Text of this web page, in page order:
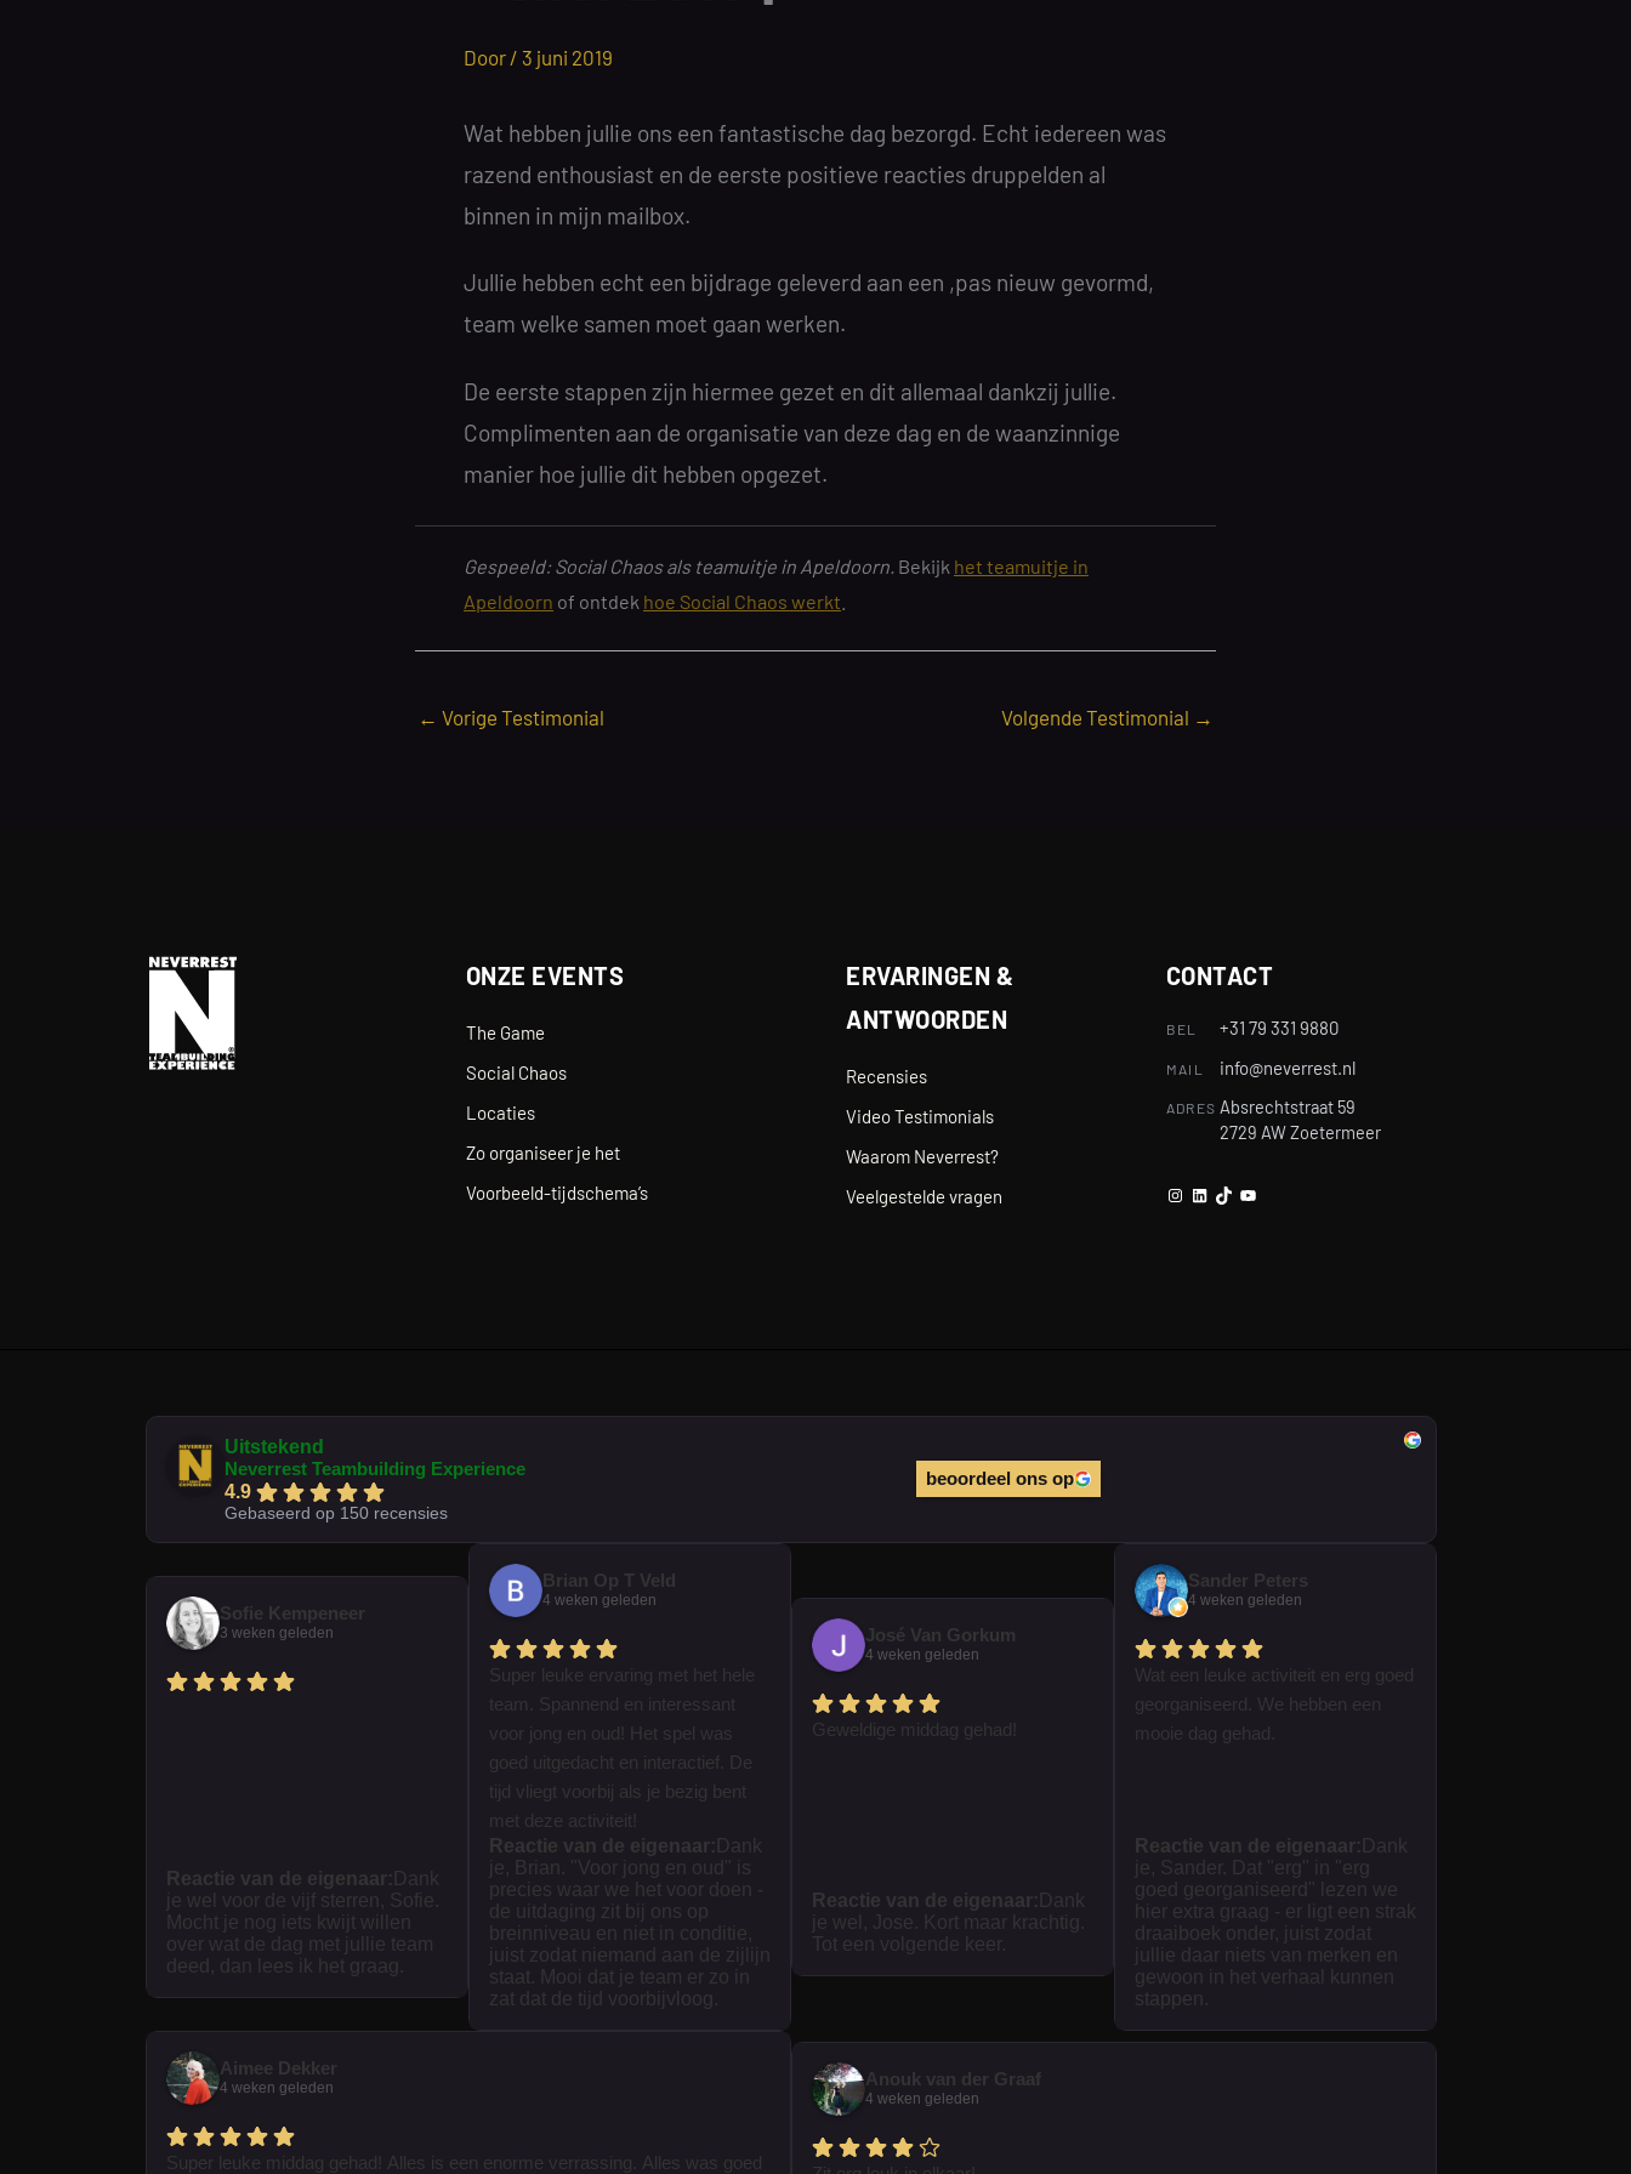
Door / 3 juni 2019
Wat hebben jullie ons een fantastische dag bezorgd. Echt iedereen was
razend enthousiast en de eerste positieve reacties druppelden al
binnen in mijn mailbox.
Jullie hebben echt een bijdrage geleverd aan een ,pas nieuw gevormd,
team welke samen moet gaan werken.
De eerste stappen zijn hiermee gezet en dit allemaal dankzij jullie.
Complimenten aan de organisatie van deze dag en de waanzinnige
manier hoe jullie dit hebben opgezet.
Gespeeld: Social Chaos als teamuitje in Apeldoorn. Bekijk het teamuitje in
Apeldoorn of ontdek hoe Social Chaos werkt
← Vorige Testimonial Volgende Testimonial →
ONZE EVENTS
The Game
Social Chaos
Locaties
Zo organiseer je het
Voorbeeld-tijdschema’s
ERVARINGEN &
ANTWOORDEN
Recensies
Video Testimonials
Waarom Neverrest?
Veelgestelde vragen
CONTACT
BEL +31 79 331 9880
MAIL info@neverrest.nl
ADRES Absrechtstraat 59
2729 AW Zoetermeer
Instagram
LinkedIn
TikTokYouTube
Uitstekend
Neverrest Teambuilding Experience
4.9
Gebaseerd op 150 recensies
beoordeel ons op
Sofie Kempeneer
3 weken geleden
Reactie van de eigenaar: Dank
je wel voor de vijf sterren, Sofie.
Mocht je nog iets kwijt willen
over wat de dag met jullie team
deed, dan lees ik het graag.
Brian Op T Veld
4 weken geleden
Super leuke ervaring met het hele
team. Spannend en interessant
voor jong en oud! Het spel was
goed uitgedacht en interactief. De
tijd vliegt voorbij als je bezig bent
met deze activiteit!
Reactie van de eigenaar: Dank
je, Brian. "Voor jong en oud" is
precies waar we het voor doen -
de uitdaging zit bij ons op
breinniveau en niet in conditie,
juist zodat niemand aan de zijlijn
staat. Mooi dat je team er zo in
zat dat de tijd voorbijvloog.
José Van Gorkum
4 weken geleden
Geweldige middag gehad!
Reactie van de eigenaar: Dank
je wel, Jose. Kort maar krachtig.
Tot een volgende keer.
Sander Peters
4 weken geleden
Wat een leuke activiteit en erg goed
georganiseerd. We hebben een
mooie dag gehad.
Reactie van de eigenaar: Dank
je, Sander. Dat "erg" in "erg
goed georganiseerd" lezen we
hier extra graag - er ligt een strak
draaiboek onder, juist zodat
jullie daar niets van merken en
gewoon in het verhaal kunnen
stappen.
Aimee Dekker
4 weken geleden
Super leuke middag gehad! Alles is een enorme verrassing. Alles was goed
Anouk van der Graaf
4 weken geleden